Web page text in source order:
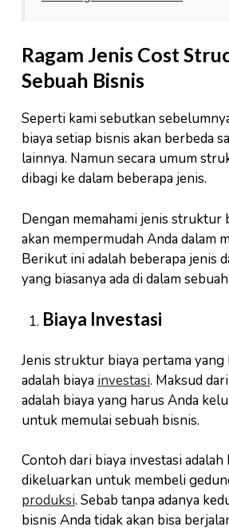
Ragam Jenis Cost
Sebuah Bisnis
Seperti kami sebutkan
biaya setiap bisnis akan berbeda
lainnya. Namun secara umum
dibagi ke dalam beberapa jenis.
Dengan memahami jenis struktur
akan mempermudah Anda dalam
Berikut ini adalah beberapa jenis
yang biasanya ada di dalam
Biaya Investasi
Jenis struktur biaya pertama yang
adalah biaya investasi. Maksud
adalah biaya yang harus Anda
untuk memulai sebuah bisnis.
Contoh dari biaya investasi adalah
dikeluarkan untuk membeli
produksi. Sebab tanpa adanya
bisnis Anda tidak akan bisa